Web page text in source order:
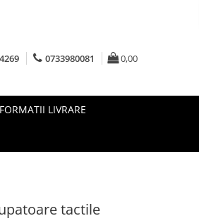
0733980081 0,00
LIVRARE
tactile